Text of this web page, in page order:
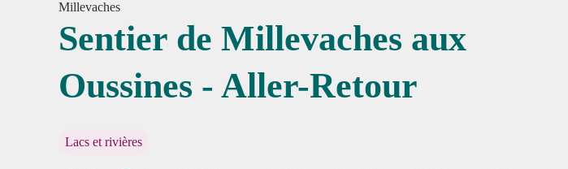
Voir l'image en plein écran
Millevaches
Sentier de Millevaches aux
Oussines - Aller-Retour
Lacs et rivières